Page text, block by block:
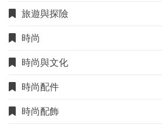
旅遊與探險
時尚
時尚與文化
時尚配件
時尚配飾